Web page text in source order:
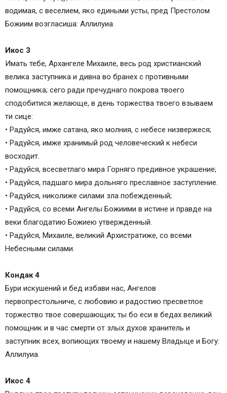
водимая, с веселием, яко едиными усты, пред Престолом
Божиим возгласиша: Аллилуиа.
Икос 3
Имать тебе, Архангеле Михаиле, весь род христианский
велика заступника и дивна во бранех с противными
помощника; сего ради пречуднаго покрова твоего
сподобитися желающе, в день торжества твоего взываем
ти сице:
• Радуйся, имже сатана, яко молния, с небесе низвержеся;
• Радуйся, имже хранимый род человеческий к небеси
восходит.
• Радуйся, всесветлаго мира Горняго предивное украшение;
• Радуйся, падшаго мира дольняго преславное заступление.
• Радуйся, николиже силами зла побежденный;
• Радуйся, со всеми Ангелы Божиими в истине и правде на
веки благодатию Божиею утвержденный.
• Радуйся, Михаиле, великий Архистратиже, со всеми
Небесными силами.
Кондак 4
Бури искушений и бед избави нас, Ангелов
первопрестольниче, с любовию и радостию пресветлое
торжество твое совершающих; ты бо еси в бедах великий
помощник и в час смерти от злых духов хранитель и
заступник всех, вопиющих твоему и нашему Владыце и Богу:
Аллилуиа.
Икос 4